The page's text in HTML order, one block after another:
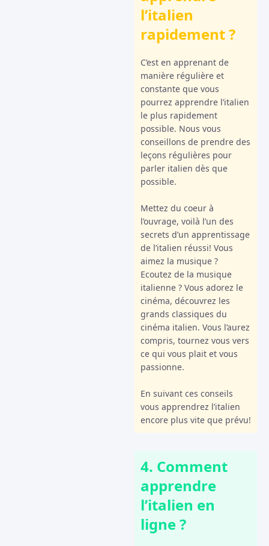
l’italien
rapidement ?
C’est en apprenant de
manière régulière et
constante que vous
pourrez apprendre l’italien
le plus rapidement
possible. Nous vous
conseillons de prendre des
leçons régulières pour
parler italien dès que
possible.
Mettez du coeur à
l’ouvrage, voilà l’un des
secrets d’un apprentissage
de l’italien réussi! Vous
aimez la musique ?
Ecoutez de la musique
italienne ? Vous adorez le
cinéma, découvrez les
grands classiques du
cinéma italien. Vous l’aurez
compris, tournez vous vers
ce qui vous plait et vous
passionne.
En suivant ces conseils
vous apprendrez l’italien
encore plus vite que prévu!
4. Comment
apprendre
l’italien en
ligne ?